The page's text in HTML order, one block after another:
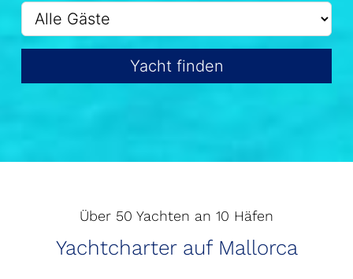
Yacht finden
Über 50 Yachten an 10 Häfen
Yachtcharter auf Mallorca